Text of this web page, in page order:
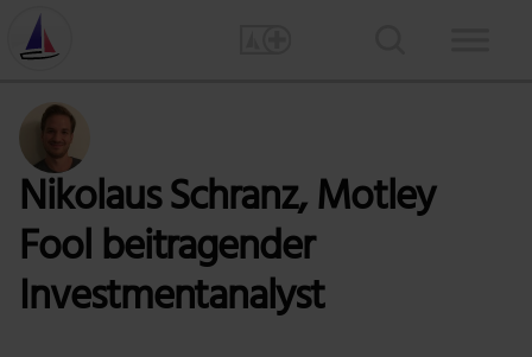
Nikolaus Schranz, Motley
Fool beitragender
Investmentanalyst